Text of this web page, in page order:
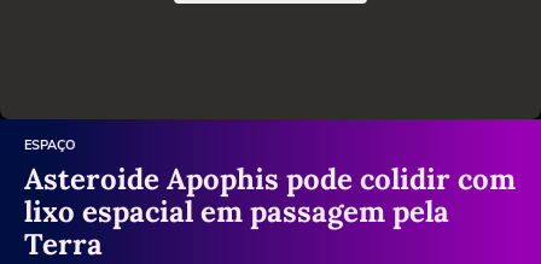
ESPAÇO
Asteroide Apophis pode colidir com
lixo espacial em passagem pela
Terra